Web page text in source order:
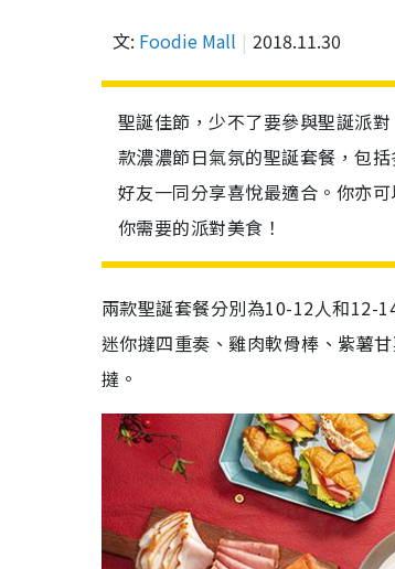
文: Foodie Mall 2018.11.30
聖誕佳節，少不了要參與聖誕派
款濃濃節日氣氛的聖誕套餐，包
好友一同分享喜悅最適合。你亦
你需要的派對美食！
兩款聖誕套餐分別為10-12人和12-
迷你撻四重奏、雞肉軟骨棒、紫薯
撻。